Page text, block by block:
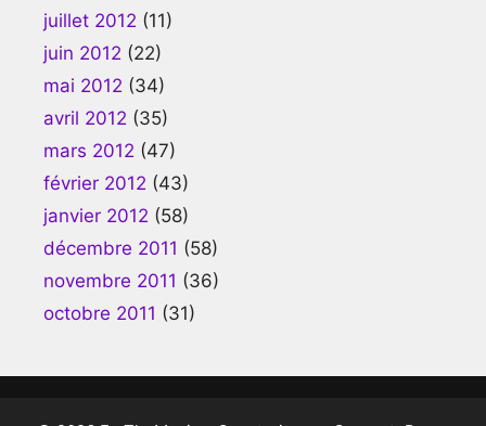
juillet 2012 (11)
juin 2012 (22)
mai 2012 (34)
avril 2012 (35)
mars 2012 (47)
février 2012 (43)
janvier 2012 (58)
décembre 2011 (58)
novembre 2011 (36)
octobre 2011 (31)